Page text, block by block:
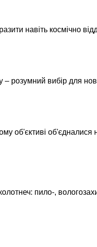
навіть космічно
– розумний вибір для
об'єдналися
пило-,